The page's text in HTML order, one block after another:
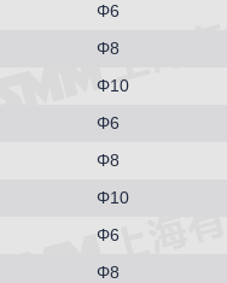
Φ6
Φ8
Φ10
Φ6
Φ8
Φ10
Φ6
Φ8